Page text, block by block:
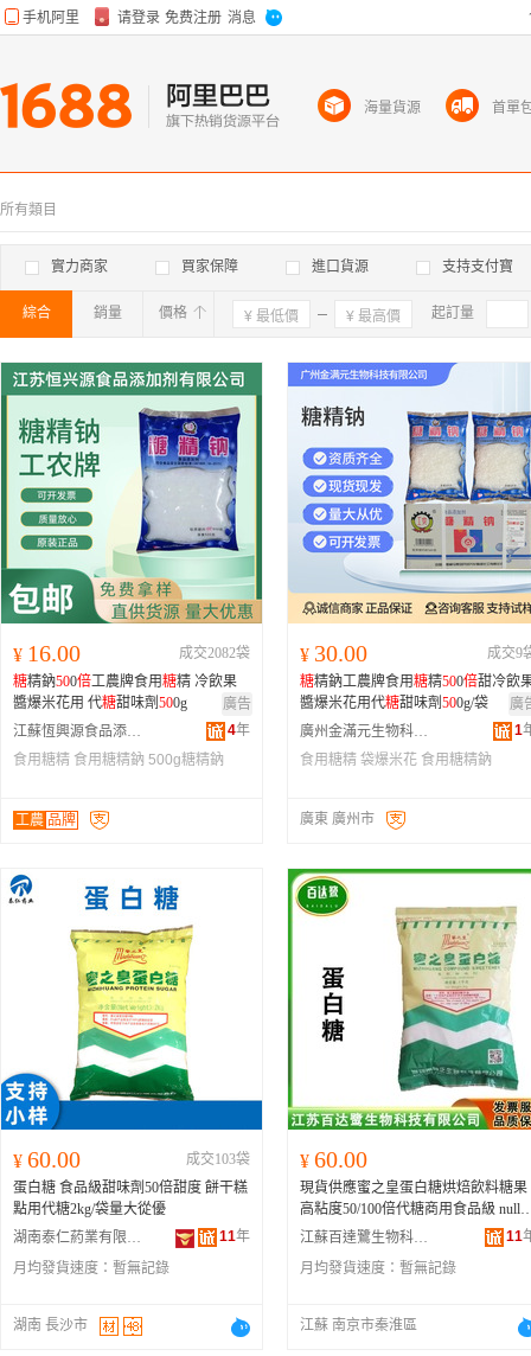
所有類目
實力商家 買家保障 進口貨源 支持支付寶
綜合 銷量 價格 確定 起訂量
¥ 16.00
成交2082袋
糖精鈉500倍工農牌食用糖精 冷飲果
醬爆米花用 代糖甜味劑500g
廣告
江蘇恆興源食品添加劑有限公司
4年
食用糖精 食用糖精鈉 500g糖精鈉
工農 品牌
¥ 30.00
成交9
糖精鈉工農牌食用糖精500倍甜冷飲
醬爆米花用代糖甜味劑500g/袋
廣
廣州金滿元生物科技有限公司
1
食用糖精 袋爆米花 食用糖精鈉
廣東 廣州市
¥ 60.00
成交103袋
蛋白糖 食品級甜味劑50倍甜度 餅干糕
點用代糖2kg/袋量大從優
湖南泰仁葯業有限公司
11年
月均發貨速度： 暫無記錄
湖南 長沙市
¥ 60.00
現貨供應蜜之皇蛋白糖烘焙飲料糖果
高粘度50/100倍代糖商用食品級 null 1
kg50倍蛋白糖;50倍蛋白糖
、2kg100倍
江蘇百達鷺生物科技有限公司 11
月均發貨速度： 暫無記錄
江蘇 南京市秦淮區
海量貨源 首單